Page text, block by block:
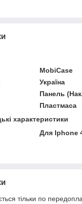
MobiCase
Україна
Панель
Пластмаса
характеристики
Для Iphone
тільки по